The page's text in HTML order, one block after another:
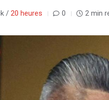
/ 20 heures 0 2 min